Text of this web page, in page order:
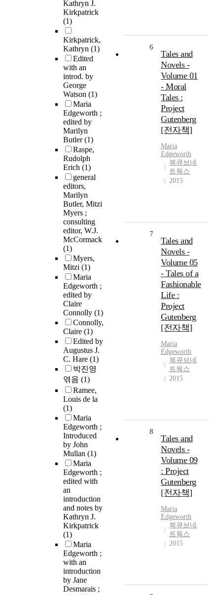
Kathryn J.
Kirkpatrick
(1)
Kirkpatrick,
Kathryn (1)
Edited
with an
introd. by
George
Watson (1)
Maria
Edgeworth ;
edited by
Marilyn
Butler(1)
Raspe,
Rudolph
Erich (1)
general
editors,
Marilyn
Butler, Mitzi
Myers ;
consulting
editor, W.J.
McCormack
(1)
Myers,
Mitzi (1)
Maria
Edgeworth ;
edited by
Claire
Connolly (1)
Connolly,
Claire (1)
Edited by
Augustus J.
C. Hare (1)
박진영
엮음 (1)
Ramee,
Louis de la
(1)
Maria
Edgeworth ;
Introduced
by John
Mullan (1)
Maria
Edgeworth ;
edited with
an
introduction
and notes by
Kathryn J.
Kirkpatrick
(1)
Maria
Edgeworth ;
with an
introduction
by Jane
Desmarais ;
6
Tales and
Novels -
Volume 01
- Moral
Tales :
Project
Gutenberg
[전자책]
Maria
Edgeworth
북큐브네
트웍스
2015
7
Tales and
Novels -
Volume 05
- Tales of a
Fashionable
Life :
Project
Gutenberg
[전자책]
Maria
Edgeworth
북큐브네
트웍스
2015
8
Tales and
Novels -
Volume 09
: Project
Gutenberg
[전자책]
Maria
Edgeworth
북큐브네
트웍스
2015